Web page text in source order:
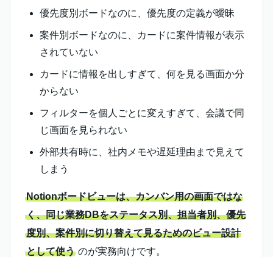
優先度別ボードなのに、優先度の定義が曖昧
案件別ボードなのに、カードに案件情報が表示
されていない
カードに情報を出しすぎて、何を見る画面か分
からない
フィルターを個人ごとに変えすぎて、会議で同
じ画面を見られない
外部共有時に、社内メモや遅延理由まで見えて
しまう
Notionボードビューは、カンバン用の画面ではな
く、同じ業務DBをステータス別、担当者別、優先
度別、案件別に切り替えて見るためのビュー設計
として使う のが実務向けです。